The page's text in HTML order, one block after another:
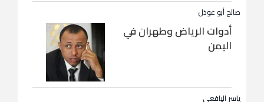
صالح أبو عوذل
أدوات الرياض وطهران في
اليمن
ياسر اليافعي